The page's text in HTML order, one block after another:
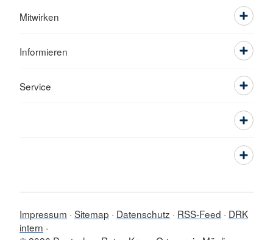
Mitwirken
Informieren
Service
Impressum Sitemap Datenschutz RSS-Feed
DRK
intern